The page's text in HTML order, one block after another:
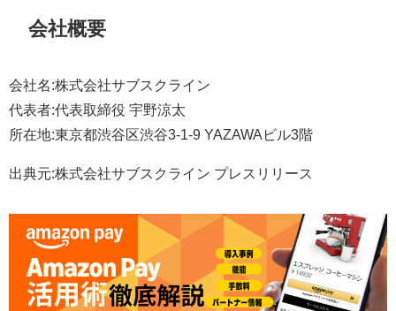
会社概要
会社名:株式会社サブスクライン
代表者:代表取締役 宇野涼太
所在地:東京都渋谷区渋谷3-1-9 YAZAWAビル3階
出典元:株式会社サブスクライン プレスリリース